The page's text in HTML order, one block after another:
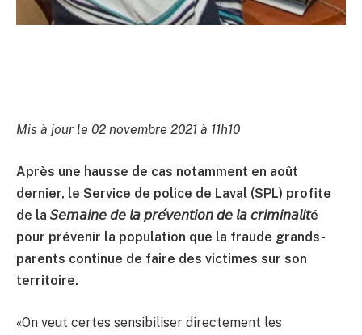
Mis à jour le 02 novembre 2021 à 11h10
Après une hausse de cas notamment en août
dernier, le Service de police de Laval (SPL) profite
de la 𝘚𝘦𝘮𝘢𝘪𝘯𝘦 𝘥𝘦 𝘭𝘢 𝘱𝘳𝘦́𝘷𝘦𝘯𝘵𝘪𝘰𝘯 𝘥𝘦 𝘭𝘢 𝘤𝘳𝘪𝘮𝘪𝘯𝘢𝘭𝘪𝘵é
pour prévenir la population que la fraude grands-
parents continue de faire des victimes sur son
territoire.
«On veut certes sensibiliser directement les